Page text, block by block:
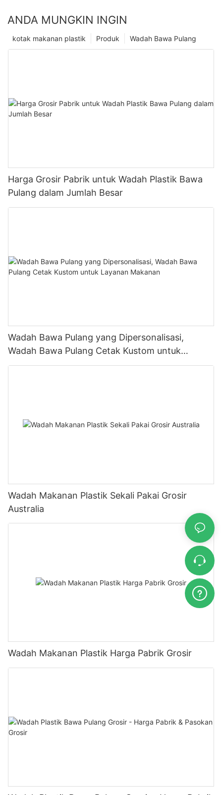
ANDA MUNGKIN INGIN
Wadah Bawa Pulang
Produk
kotak makanan plastik
Harga Grosir Pabrik untuk Wadah Plastik Bawa
Pulang dalam Jumlah Besar
Wadah Bawa Pulang yang Dipersonalisasi,
Wadah Bawa Pulang Cetak Kustom untuk
Layanan Makanan
Wadah Makanan Plastik Sekali Pakai Grosir
Australia
Wadah Makanan Plastik Harga Pabrik Grosir